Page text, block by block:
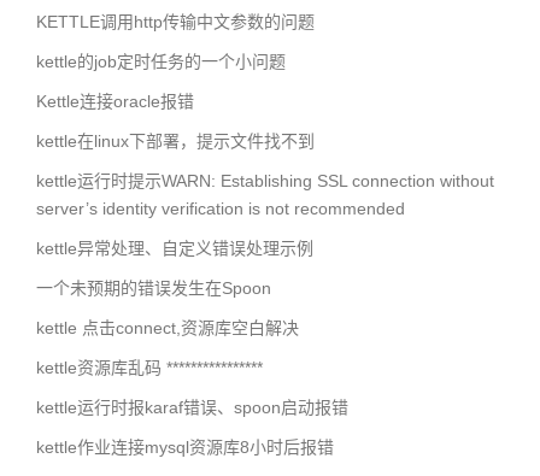
KETTLE调用http传输中文参数的问题
kettle的job定时任务的一个小问题
Kettle连接oracle报错
kettle在linux下部署，提示文件找不到
kettle运行时提示WARN: Establishing SSL connection without
server’s identity verification is not recommended
kettle异常处理、自定义错误处理示例
一个未预期的错误发生在Spoon
kettle 点击connect,资源库空白解决
kettle资源库乱码 ****************
kettle运行时报karaf错误、spoon启动报错
kettle作业连接mysql资源库8小时后报错